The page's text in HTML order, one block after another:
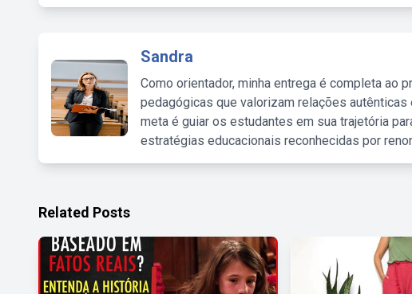
Sandra
Como orientador, minha entrega é completa ao
pedagógicas que valorizam relações
meta é guiar os estudantes em sua trajetória
estratégias educacionais reconhecidas por
Related Posts